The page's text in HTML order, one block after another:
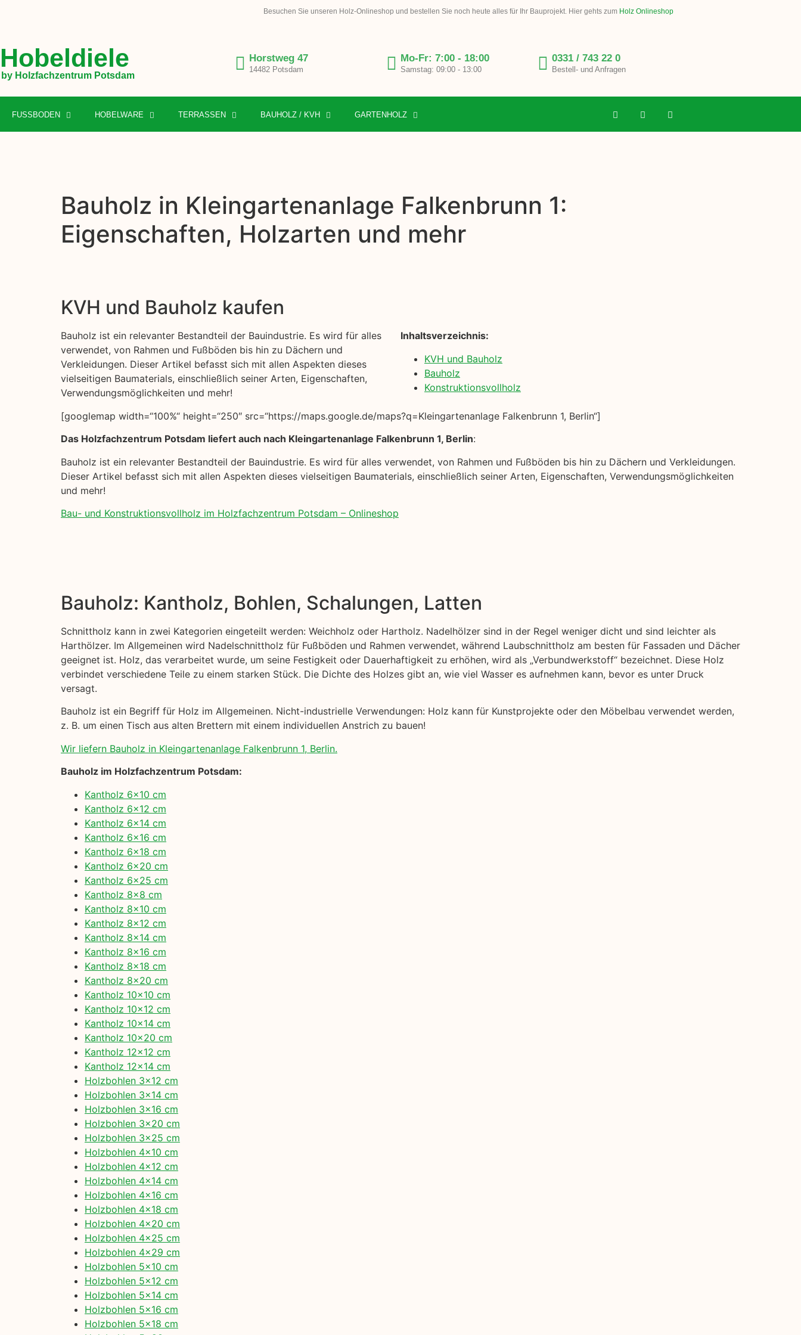
Besuchen Sie unseren Holz-Onlineshop und bestellen Sie noch heute alles für Ihr Bauprojekt. Hier gehts zum Holz Onlineshop
Hobeldiele
by Holzfachzentrum Potsdam
Horstweg 47
14482 Potsdam
Mo-Fr: 7:00 - 18:00
Samstag: 09:00 - 13:00
0331 / 743 22 0
Bestell- und Anfragen
FUSSBODEN HOBELWARE TERRASSEN BAUHOLZ / KVH GARTENHOLZ
Bauholz in Kleingartenanlage Falkenbrunn 1:
Eigenschaften, Holzarten und mehr
KVH und Bauholz kaufen
Bauholz ist ein relevanter Bestandteil der Bauindustrie. Es wird für alles
verwendet, von Rahmen und Fußböden bis hin zu Dächern und
Verkleidungen. Dieser Artikel befasst sich mit allen Aspekten dieses
vielseitigen Baumaterials, einschließlich seiner Arten, Eigenschaften,
Verwendungsmöglichkeiten und mehr!
Inhaltsverzeichnis:
KVH und Bauholz
Bauholz
Konstruktionsvollholz
[googlemap width=“100%“ height=“250″ src=“https://maps.google.de/maps?q=Kleingartenanlage Falkenbrunn 1, Berlin“]
Das Holzfachzentrum Potsdam liefert auch nach Kleingartenanlage Falkenbrunn 1, Berlin:
Bauholz ist ein relevanter Bestandteil der Bauindustrie. Es wird für alles verwendet, von Rahmen und Fußböden bis hin zu Dächern und Verkleidungen.
Dieser Artikel befasst sich mit allen Aspekten dieses vielseitigen Baumaterials, einschließlich seiner Arten, Eigenschaften, Verwendungsmöglichkeiten
und mehr!
Bau- und Konstruktionsvollholz im Holzfachzentrum Potsdam – Onlineshop
Bauholz: Kantholz, Bohlen, Schalungen, Latten
Schnittholz kann in zwei Kategorien eingeteilt werden: Weichholz oder Hartholz. Nadelhölzer sind in der Regel weniger dicht und sind leichter als
Harthölzer. Im Allgemeinen wird Nadelschnittholz für Fußböden und Rahmen verwendet, während Laubschnittholz am besten für Fassaden und Dächer
geeignet ist. Holz, das verarbeitet wurde, um seine Festigkeit oder Dauerhaftigkeit zu erhöhen, wird als „Verbundwerkstoff“ bezeichnet. Diese Holz
verbindet verschiedene Teile zu einem starken Stück. Die Dichte des Holzes gibt an, wie viel Wasser es aufnehmen kann, bevor es unter Druck
versagt.
Bauholz ist ein Begriff für Holz im Allgemeinen. Nicht-industrielle Verwendungen: Holz kann für Kunstprojekte oder den Möbelbau verwendet werden,
z. B. um einen Tisch aus alten Brettern mit einem individuellen Anstrich zu bauen!
Wir liefern Bauholz in Kleingartenanlage Falkenbrunn 1, Berlin.
Bauholz im Holzfachzentrum Potsdam:
Kantholz 6×10 cm
Kantholz 6×12 cm
Kantholz 6×14 cm
Kantholz 6×16 cm
Kantholz 6×18 cm
Kantholz 6×20 cm
Kantholz 6×25 cm
Kantholz 8×8 cm
Kantholz 8×10 cm
Kantholz 8×12 cm
Kantholz 8×14 cm
Kantholz 8×16 cm
Kantholz 8×18 cm
Kantholz 8×20 cm
Kantholz 10×10 cm
Kantholz 10×12 cm
Kantholz 10×14 cm
Kantholz 10×20 cm
Kantholz 12×12 cm
Kantholz 12×14 cm
Holzbohlen 3×12 cm
Holzbohlen 3×14 cm
Holzbohlen 3×16 cm
Holzbohlen 3×20 cm
Holzbohlen 3×25 cm
Holzbohlen 4×10 cm
Holzbohlen 4×12 cm
Holzbohlen 4×14 cm
Holzbohlen 4×16 cm
Holzbohlen 4×18 cm
Holzbohlen 4×20 cm
Holzbohlen 4×25 cm
Holzbohlen 4×29 cm
Holzbohlen 5×10 cm
Holzbohlen 5×12 cm
Holzbohlen 5×14 cm
Holzbohlen 5×16 cm
Holzbohlen 5×18 cm